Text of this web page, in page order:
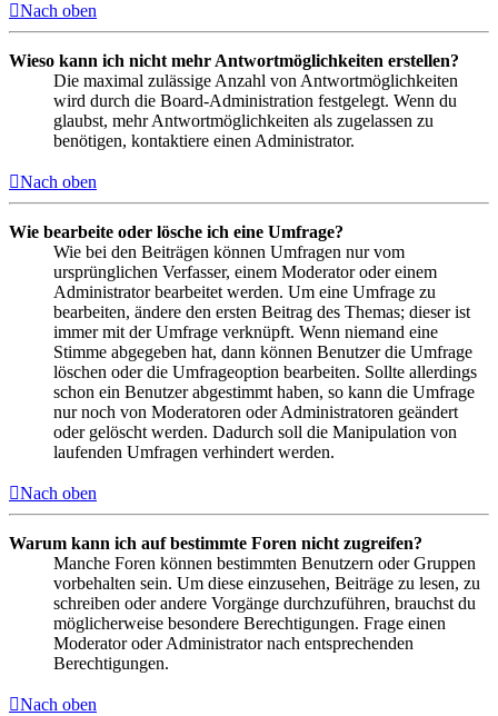
Nach oben
Wieso kann ich nicht mehr Antwortmöglichkeiten erstellen?
Die maximal zulässige Anzahl von Antwortmöglichkeiten
wird durch die Board-Administration festgelegt. Wenn du
glaubst, mehr Antwortmöglichkeiten als zugelassen zu
benötigen, kontaktiere einen Administrator.
Nach oben
Wie bearbeite oder lösche ich eine Umfrage?
Wie bei den Beiträgen können Umfragen nur vom
ursprünglichen Verfasser, einem Moderator oder einem
Administrator bearbeitet werden. Um eine Umfrage zu
bearbeiten, ändere den ersten Beitrag des Themas; dieser ist
immer mit der Umfrage verknüpft. Wenn niemand eine
Stimme abgegeben hat, dann können Benutzer die Umfrage
löschen oder die Umfrageoption bearbeiten. Sollte allerdings
schon ein Benutzer abgestimmt haben, so kann die Umfrage
nur noch von Moderatoren oder Administratoren geändert
oder gelöscht werden. Dadurch soll die Manipulation von
laufenden Umfragen verhindert werden.
Nach oben
Warum kann ich auf bestimmte Foren nicht zugreifen?
Manche Foren können bestimmten Benutzern oder Gruppen
vorbehalten sein. Um diese einzusehen, Beiträge zu lesen, zu
schreiben oder andere Vorgänge durchzuführen, brauchst du
möglicherweise besondere Berechtigungen. Frage einen
Moderator oder Administrator nach entsprechenden
Berechtigungen.
Nach oben